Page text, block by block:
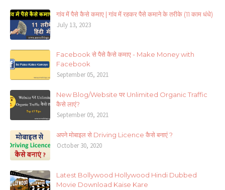
गांव में पैसे कैसे कमाए | गांव में रहकर पैसे कमाने के तरीके (11 काम धंधे)
July 13, 2023
Facebook से पैसे कैसे कमाए - Make Money with
Facebook
September 05, 2021
New Blog/Website पर Unlimited Organic Traffic
कैसे लाएं?
September 09, 2021
अपने मोबाइल से Driving Licence कैसे बनाएं ?
October 30, 2020
Latest Bollywood Hollywood Hindi Dubbed
Movie Download Kaise Kare